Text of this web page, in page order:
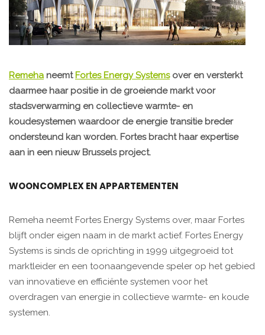
Remeha neemt Fortes Energy Systemsover en versterkt
daarmee haar positie in de groeiende markt voor
stadsverwarming en collectieve warmte- en
koudesystemen waardoor de energie transitie breder
ondersteund kan worden. Fortes bracht haar expertise
aan in een nieuw Brussels project.
WOONCOMPLEX EN APPARTEMENTEN
Remeha neemt Fortes Energy Systems over, maar Fortes
blijft onder eigen naam in de markt actief. Fortes Energy
Systems is sinds de oprichting in 1999 uitgegroeid tot
marktleider en een toonaangevende speler op het gebied
van innovatieve en efficiënte systemen voor het
overdragen van energie in collectieve warmte- en koude
systemen.